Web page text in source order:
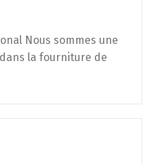
Nous sommes une
la fourniture de